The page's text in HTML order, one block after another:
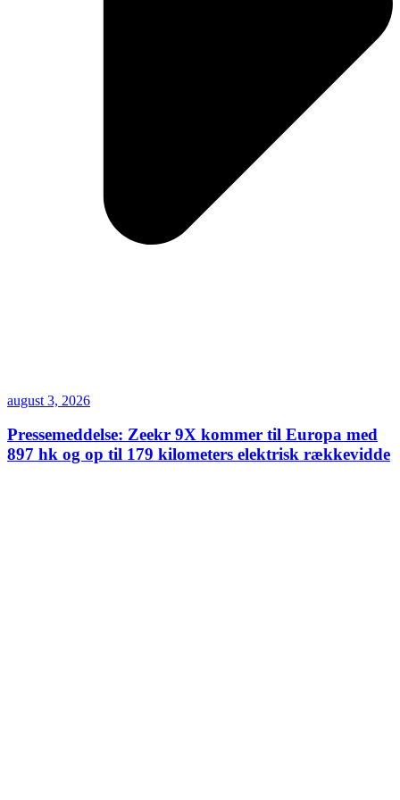
august 3, 2026
Pressemeddelse: Zeekr 9X kommer til Europa med
897 hk og op til 179 kilometers elektrisk rækkevidde